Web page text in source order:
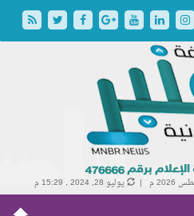
يوليو 28, 2024 , 15:29 م